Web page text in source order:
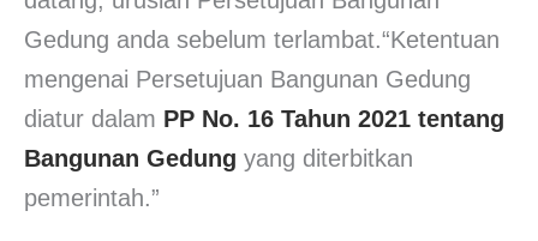
Gedung anda sebelum terlambat.“Ketentuan
mengenai Persetujuan Bangunan Gedung
diatur dalam PP No. 16 Tahun 2021 tentang
Bangunan Gedung yang diterbitkan
pemerintah.”